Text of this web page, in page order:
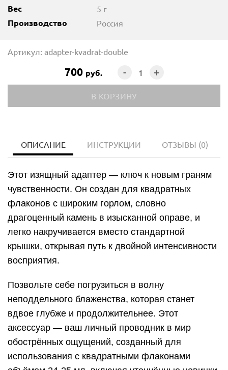
Вес 5 г
Производство Россия
Артикул: adapter-kvadrat-double
700 руб. - +
ОПИСАНИЕ ИНСТРУКЦИИ ОТЗЫВЫ (0)
Этот изящный адаптер — ключ к новым граням
чувственности. Он создан для квадратных
флаконов с широким горлом, словно
драгоценный камень в изысканной оправе, и
легко накручивается вместо стандартной
крышки, открывая путь к двойной интенсивности
восприятия.
Позвольте себе погрузиться в волну
неподдельного блаженства, которая станет
вдвое глубже и продолжительнее. Этот
аксессуар — ваш личный проводник в мир
обострённых ощущений, созданный для
использования с квадратными флаконами